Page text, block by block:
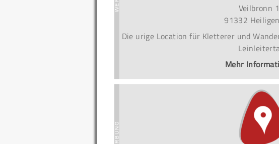
Veilbronn
91332
Die urige Location für Kletterer und
Mehr